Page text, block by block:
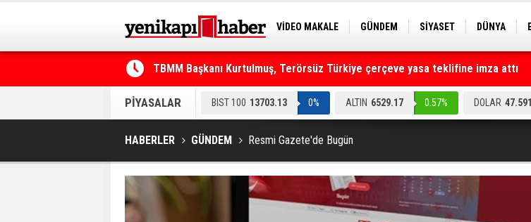
VİDEO MAKALE GÜNDEM SİYASET DÜNYA
TBMM Başkanı Kurtulmuş, Terörsüz Türkiye çerçeve yasa teklifine imza attı
Telefonla arayıp "RTÜK'ten geliyoruz" dediler: Medyayı hedef alan akılalmaz
PİYASALAR BIST 100 13703.13 0% ALTIN 6529.17 0.57% DOLAR 47.591
HABERLER GÜNDEM Resmi Gazete'de Bugün